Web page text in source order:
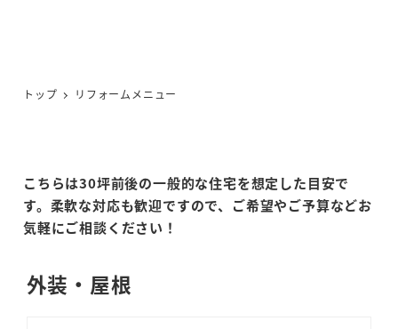
トップ リフォームメニュー
こちらは30坪前後の一般的な住宅を想定した目安で
す。柔軟な対応も歓迎ですので、ご希望やご予算などお
気軽にご相談ください！
外装・屋根